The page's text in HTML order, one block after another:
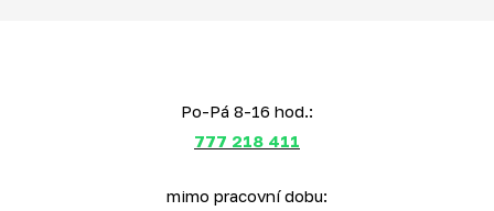
Po-Pá 8-16 hod.:
777 218 411
mimo pracovní dobu: